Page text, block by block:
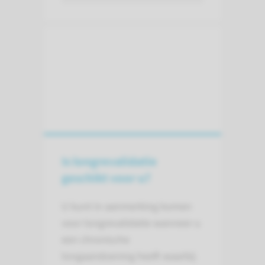
Is long­revalidatie
geschikt voor u?